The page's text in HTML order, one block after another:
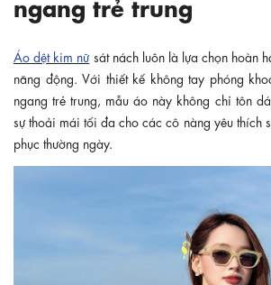
Áo dệt kim nữ sát nách luôn là lựa chọn hoàn
năng động. Với thiết kế không tay phóng
ngang trẻ trung, mẫu áo này không chỉ tôn
sự thoải mái tối đa cho các cô nàng yêu thích
phục thường ngày.